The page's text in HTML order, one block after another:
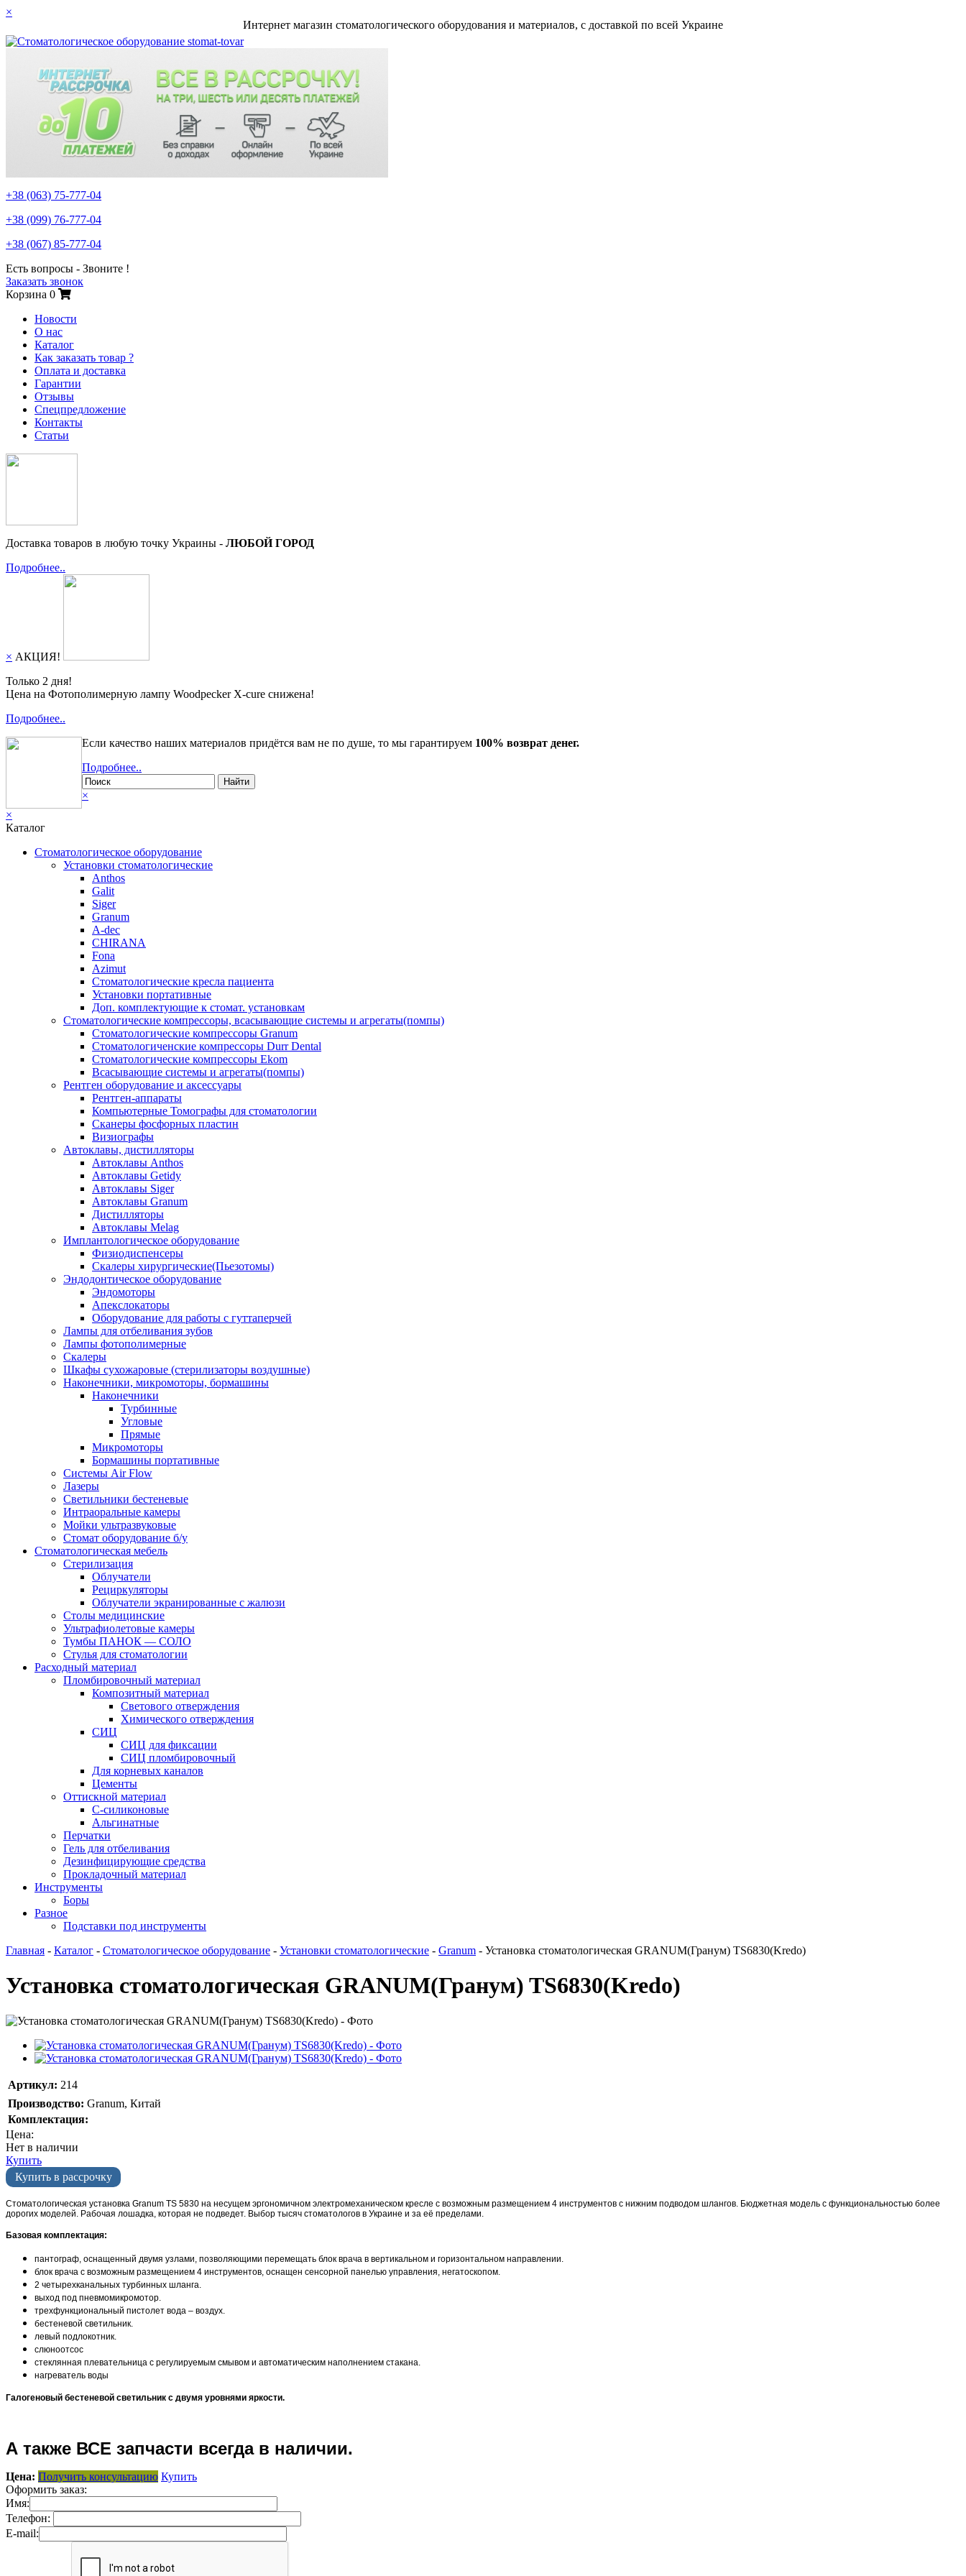
×
Интернет магазин стоматологического оборудования и материалов, c доставкой по всей Украине
+38 (063) 75-777-04
+38 (099) 76-777-04
+38 (067) 85-777-04
Есть вопросы - Звоните !
Заказать звонок
Корзина 0
Новости
О нас
Каталог
Как заказать товар ?
Оплата и доставка
Гарантии
Отзывы
Спецпредложение
Контакты
Статьи
Доставка товаров в любую точку Украины - ЛЮБОЙ ГОРОД
Подробнее..
× АКЦИЯ!
Только 2 дня!
Цена на Фотополимерную лампу Woodpecker X-cure снижена!
Подробнее..
Если качество наших материалов придётся вам не по душе, то мы гарантируем 100% возврат денег.
Подробнее..
Найти
×
×
Каталог
Стоматологическое оборудование
Установки стоматологические
Anthos
Galit
Siger
Granum
A-dec
CHIRANA
Fona
Azimut
Стоматологические кресла пациента
Установки портативные
Доп. комплектующие к стомат. установкам
Стоматологические компрессоры, всасывающие системы и агрегаты(помпы)
Стоматологические компрессоры Granum
Стоматологиченские компрессоры Durr Dental
Стоматологические компрессоры Ekom
Всасывающие системы и агрегаты(помпы)
Рентген оборудование и аксессуары
Рентген-аппараты
Компьютерные Томографы для стоматологии
Сканеры фосфорных пластин
Визиографы
Автоклавы, дистилляторы
Автоклавы Anthos
Автоклавы Getidy
Автоклавы Siger
Автоклавы Granum
Дистилляторы
Автоклавы Melag
Имплантологическое оборудование
Физиодиспенсеры
Скалеры хирургические(Пьезотомы)
Эндодонтическое оборудование
Эндомоторы
Апекслокаторы
Оборудование для работы с гуттаперчей
Лампы для отбеливания зубов
Лампы фотополимерные
Скалеры
Шкафы сухожаровые (стерилизаторы воздушные)
Наконечники, микромоторы, бормашины
Наконечники
Турбинные
Угловые
Прямые
Микромоторы
Бормашины портативные
Системы Air Flow
Лазеры
Светильники бестеневые
Интраоральные камеры
Мойки ультразвуковые
Стомат оборудование б/у
Стоматологическая мебель
Стерилизация
Облучатели
Рециркуляторы
Облучатели экранированные с жалюзи
Столы медицинские
Ультрафиолетовые камеры
Тумбы ПАНОК — СОЛО
Стулья для стоматологии
Расходный материал
Пломбировочный материал
Композитный материал
Светового отверждения
Химического отверждения
СИЦ
СИЦ для фиксации
СИЦ пломбировочный
Для корневых каналов
Цементы
Оттискной материал
С-силиконовые
Альгинатные
Перчатки
Гель для отбеливания
Дезинфицирующие средства
Прокладочный материал
Инструменты
Боры
Разное
Подставки под инструменты
Главная - Каталог - Стоматологическое оборудование - Установки стоматологические - Granum - Установка стоматологическая GRANUM(Гранум) TS6830(Kredo)
Установка стоматологическая GRANUM(Гранум) TS6830(Kredo)
Артикул: 214
Производство: Granum, Китай
Комплектация:
Цена:
Нет в наличии
Купить
Купить в рассрочку
Стоматологическая установка Granum TS 5830 на несущем эргономичном электромеханическом кресле с возможным размещением 4 инструментов с нижним подводом шлангов. Бюджетная модель с функциональностью более
дорогих моделей. Рабочая лошадка, которая не подведет. Выбор тысяч стоматологов в Украине и за её пределами.
Базовая комплектация:
пантограф, оснащенный двумя узлами, позволяющими перемещать блок врача в вертикальном и горизонтальном направлении.
блок врача с возможным размещением 4 инструментов, оснащен сенсорной панелью управления, негатоскопом.
2 четырехканальных турбинных шланга.
выход под пневмомикромотор.
трехфункциональный пистолет вода – воздух.
бестеневой светильник.
левый подлокотник.
слюноотсос
стеклянная плевательница с регулируемым смывом и автоматическим наполнением стакана.
нагреватель воды
Галогеновый бестеневой светильник с двумя уровнями яркости.
А также ВСЕ запчасти всегда в наличии.
Цена: Получить консультацию Купить
Оформить заказ:
Имя:
Телефон:
E-mail: